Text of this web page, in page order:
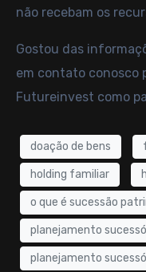
não recebam os
Gostou das
em contato conosco
Futureinvest como
doação de bens
holding familiar
o que é sucessão
planejamento
planejamento